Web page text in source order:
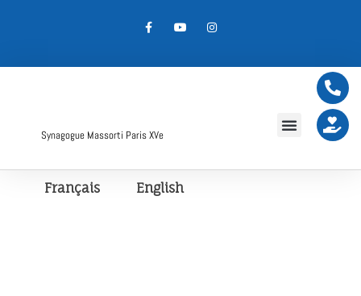
Synagogue Massorti Paris XVe
Français English